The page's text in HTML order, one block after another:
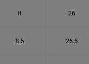
8 26
8.5 26.5